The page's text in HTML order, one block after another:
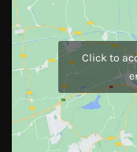
JOIN US
Like Us On
Follow Us On